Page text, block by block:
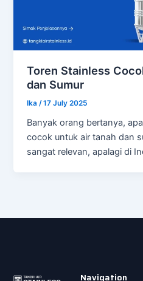
Toren Stainless
dan Sumur
Ika /17 July 2025
Banyak orang bertanya,
cocok untuk air tanah dan
sangat relevan, apalagi di
Navigation